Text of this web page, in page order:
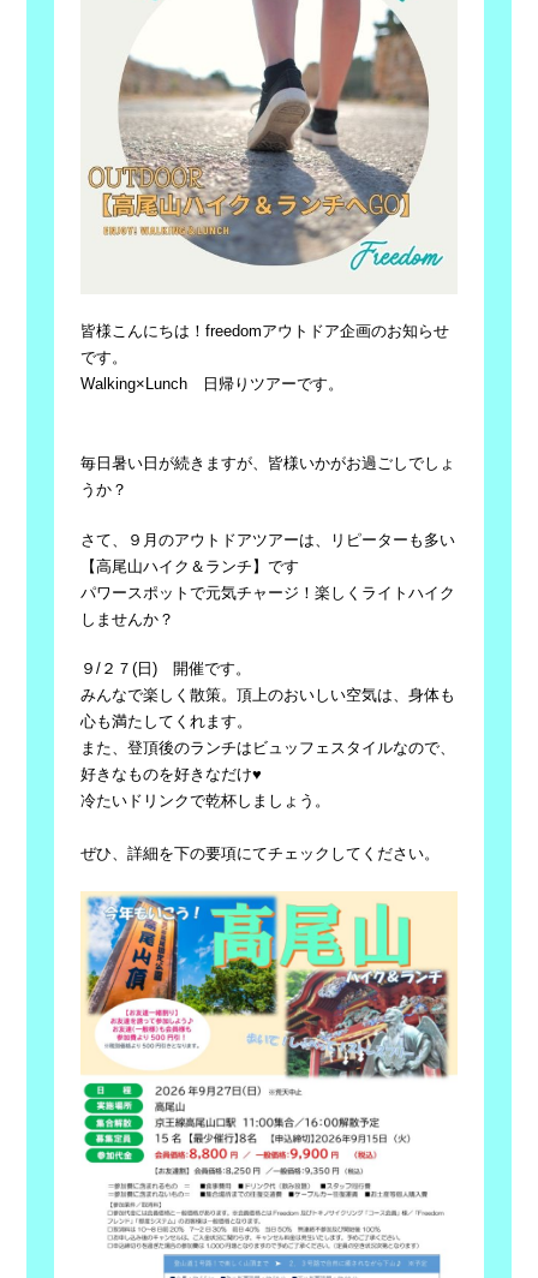
皆様こんにちは！freedomアウトドア企画のお知らせ
です。
Walking×Lunch 日帰りツアーです。
毎日暑い日が続きますが、皆様いかがお過ごしでしょ
うか？
さて、９月のアウトドアツアーは、リピーターも多い
【高尾山ハイク＆ランチ】です
パワースポットで元気チャージ！楽しくライトハイク
しませんか？
９/２７(日) 開催です。
みんなで楽しく散策。頂上のおいしい空気は、身体も
心も満たしてくれます。
また、登頂後のランチはビュッフェスタイルなので、
好きなものを好きなだけ♥
冷たいドリンクで乾杯しましょう。
ぜひ、詳細を下の要項にてチェックしてください。